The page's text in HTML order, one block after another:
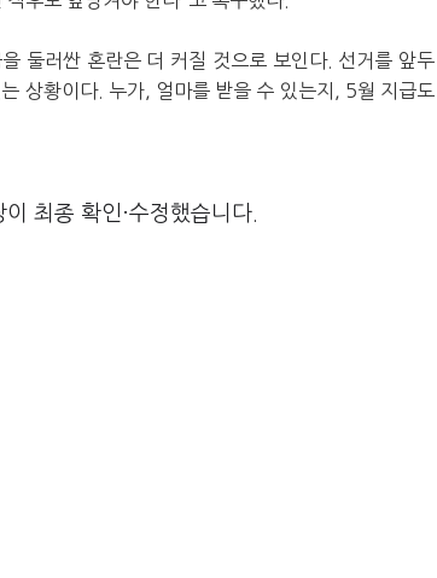
둘러싼 혼란은 더 커질 것으로 보인다. 선거를 앞두
상황이다. 누가, 얼마를 받을 수 있는지, 5월 지급도
최종 확인·수정했습니다.